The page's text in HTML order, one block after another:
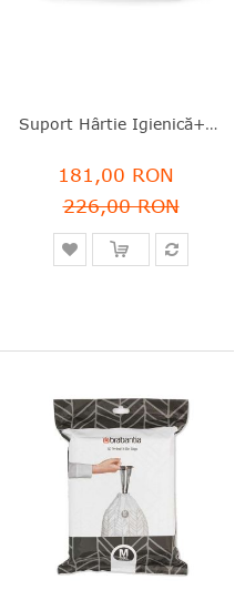
Suport Hârtie Igienică+poliță Depozitare, Inox Ranforsat Cu Minerale, Alb, 4.5x9x42.1 Cm, MindSet, Brabantia -8710755303142
181,00 RON
226,00 RON